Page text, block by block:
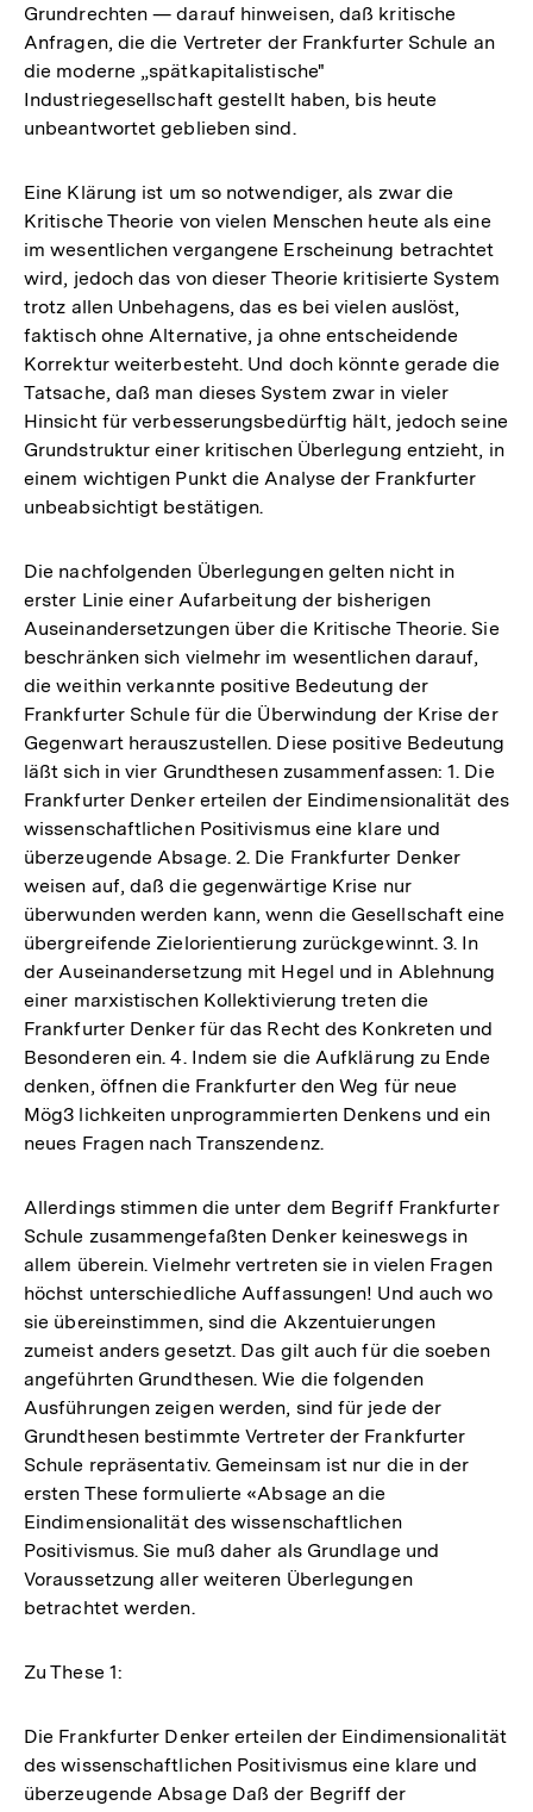
Grundrechten — darauf hinweisen, daß kritische
Anfragen, die die Vertreter der Frankfurter Schule an
die moderne „spätkapitalistische"
Industriegesellschaft gestellt haben, bis heute
unbeantwortet geblieben sind.
Eine Klärung ist um so notwendiger, als zwar die
Kritische Theorie von vielen Menschen heute als eine
im wesentlichen vergangene Erscheinung betrachtet
wird, jedoch das von dieser Theorie kritisierte System
trotz allen Unbehagens, das es bei vielen auslöst,
faktisch ohne Alternative, ja ohne entscheidende
Korrektur weiterbesteht. Und doch könnte gerade die
Tatsache, daß man dieses System zwar in vieler
Hinsicht für verbesserungsbedürftig hält, jedoch seine
Grundstruktur einer kritischen Überlegung entzieht, in
einem wichtigen Punkt die Analyse der Frankfurter
unbeabsichtigt bestätigen.
Die nachfolgenden Überlegungen gelten nicht in
erster Linie einer Aufarbeitung der bisherigen
Auseinandersetzungen über die Kritische Theorie. Sie
beschränken sich vielmehr im wesentlichen darauf,
die weithin verkannte positive Bedeutung der
Frankfurter Schule für die Überwindung der Krise der
Gegenwart herauszustellen. Diese positive Bedeutung
läßt sich in vier Grundthesen zusammenfassen: 1. Die
Frankfurter Denker erteilen der Eindimensionalität des
wissenschaftlichen Positivismus eine klare und
überzeugende Absage. 2. Die Frankfurter Denker
weisen auf, daß die gegenwärtige Krise nur
überwunden werden kann, wenn die Gesellschaft eine
übergreifende Zielorientierung zurückgewinnt. 3. In
der Auseinandersetzung mit Hegel und in Ablehnung
einer marxistischen Kollektivierung treten die
Frankfurter Denker für das Recht des Konkreten und
Besonderen ein. 4. Indem sie die Aufklärung zu Ende
denken, öffnen die Frankfurter den Weg für neue
Mög3 lichkeiten unprogrammierten Denkens und ein
neues Fragen nach Transzendenz.
Allerdings stimmen die unter dem Begriff Frankfurter
Schule zusammengefaßten Denker keineswegs in
allem überein. Vielmehr vertreten sie in vielen Fragen
höchst unterschiedliche Auffassungen! Und auch wo
sie übereinstimmen, sind die Akzentuierungen
zumeist anders gesetzt. Das gilt auch für die soeben
angeführten Grundthesen. Wie die folgenden
Ausführungen zeigen werden, sind für jede der
Grundthesen bestimmte Vertreter der Frankfurter
Schule repräsentativ. Gemeinsam ist nur die in der
ersten These formulierte «Absage an die
Eindimensionalität des wissenschaftlichen
Positivismus. Sie muß daher als Grundlage und
Voraussetzung aller weiteren Überlegungen
betrachtet werden.
Zu These 1:
Die Frankfurter Denker erteilen der Eindimensionalität
des wissenschaftlichen Positivismus eine klare und
überzeugende Absage Daß der Begriff der